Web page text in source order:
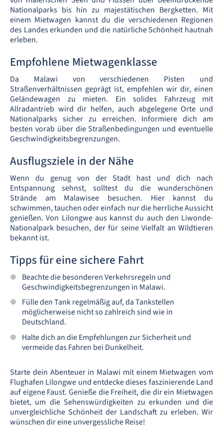
Nationalparks bis hin zu majestätischen Bergketten. Mit
einem Mietwagen kannst du die verschiedenen Regionen
des Landes erkunden und die natürliche Schönheit hautnah
erleben.
Empfohlene Mietwagenklasse
Da Malawi von verschiedenen Pisten und
Straßenverhältnissen geprägt ist, empfehlen wir dir, einen
Geländewagen zu mieten. Ein solides Fahrzeug mit
Allradantrieb wird dir helfen, auch abgelegene Orte und
Nationalparks sicher zu erreichen. Informiere dich am
besten vorab über die Straßenbedingungen und eventuelle
Geschwindigkeitsbegrenzungen.
Ausflugsziele in der Nähe
Wenn du genug von der Stadt hast und dich nach
Entspannung sehnst, solltest du die wunderschönen
Strände am Malawisee besuchen. Hier kannst du
schwimmen, tauchen oder einfach nur die herrliche Aussicht
genießen. Von Lilongwe aus kannst du auch den Liwonde-
Nationalpark besuchen, der für seine Vielfalt an Wildtieren
bekannt ist.
Tipps für eine sichere Fahrt
Beachte die besonderen Verkehrsregeln und
Geschwindigkeitsbegrenzungen in Malawi.
Fülle den Tank regelmäßig auf, da Tankstellen
möglicherweise nicht so zahlreich sind wie in
Deutschland.
Halte dich an die Empfehlungen zur Sicherheit und
vermeide das Fahren bei Dunkelheit.
Starte dein Abenteuer in Malawi mit einem Mietwagen vom
Flughafen Lilongwe und entdecke dieses faszinierende Land
auf eigene Faust. Genieße die Freiheit, die dir ein Mietwagen
bietet, um die Sehenswürdigkeiten zu erkunden und die
unvergleichliche Schönheit der Landschaft zu erleben. Wir
wünschen dir eine unvergessliche Reise!